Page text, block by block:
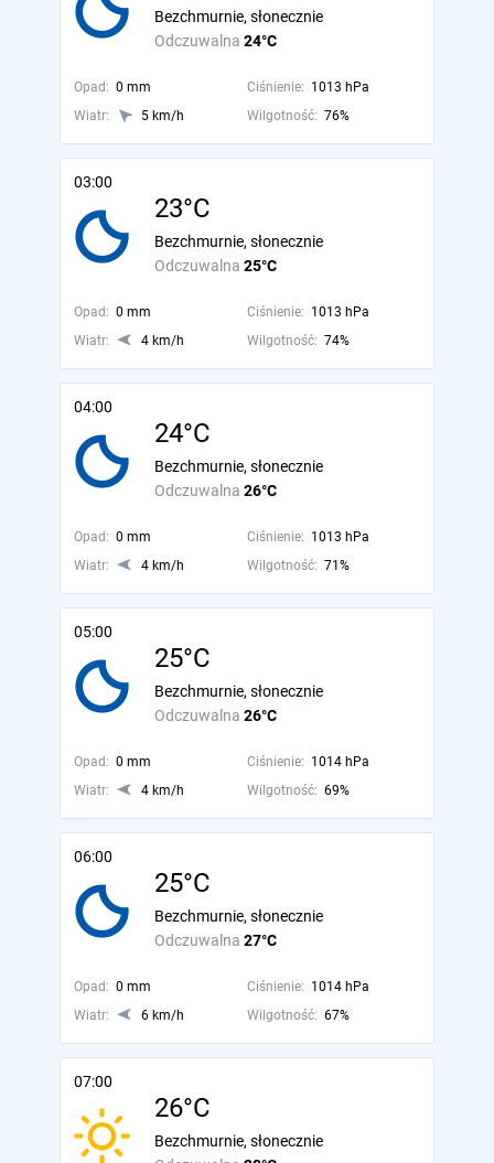
Odczuwalna 24°C
Bezchmurnie, słonecznie
Opad: 0 mm Ciśnienie: 1013 hPa
Wiatr:
5 km/h Wilgotność: 76%
03:00
23°C
Odczuwalna 25°C
Bezchmurnie, słonecznie
Opad: 0 mm Ciśnienie: 1013 hPa
Wiatr:
4 km/h Wilgotność: 74%
04:00
24°C
Odczuwalna 26°C
Bezchmurnie, słonecznie
Opad: 0 mm Ciśnienie: 1013 hPa
Wiatr:
4 km/h Wilgotność: 71%
05:00
25°C
Odczuwalna 26°C
Bezchmurnie, słonecznie
Opad: 0 mm Ciśnienie: 1014 hPa
Wiatr:
4 km/h Wilgotność: 69%
06:00
25°C
Odczuwalna 27°C
Bezchmurnie, słonecznie
Opad: 0 mm Ciśnienie: 1014 hPa
Wiatr:
6 km/h Wilgotność: 67%
07:00
26°C
Bezchmurnie, słonecznie